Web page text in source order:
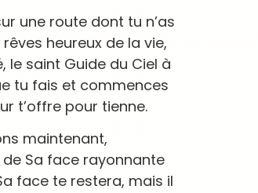
une route dont tu n’as
heureux de la vie,
le saint Guide du Ciel à
tu fais et commences
t’offre pour tienne.
maintenant,
Sa face rayonnante
face te restera, mais il